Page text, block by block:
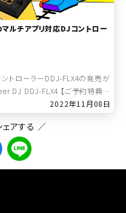
ルチアプリ対応DJコントロー
トローラーDDJ-FLX4の発売が
DJ DDJ-FLX4 【ご予約特典 /
2022年11月08日
アする ／